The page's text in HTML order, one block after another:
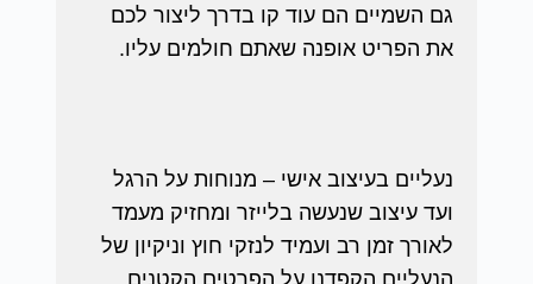
גם השמיים הם עוד קו בדרך ליצור לכם
את הפריט אופנה שאתם חולמים עליו.
נעליים בעיצוב אישי – מנוחות על הרגל
ועד עיצוב שנעשה בלייזר ומחזיק מעמד
לאורך זמן רב ועמיד לנזקי חוץ וניקיון של
הנעליים הקפדנו על הפרטים הקטנים